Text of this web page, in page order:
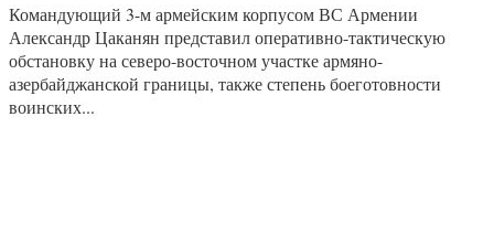
Командующий 3-м армейским корпусом ВС Армении
Александр Цаканян представил оперативно-тактическую
обстановку на северо-восточном участке армяно-
азербайджанской границы, также степень боеготовности
воинских...